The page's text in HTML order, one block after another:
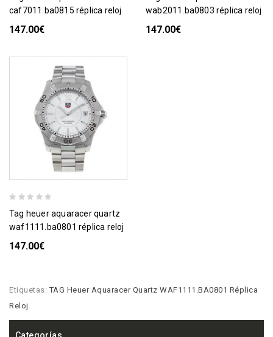
caf7011.ba0815 réplica reloj
147.00€
wab2011.ba0803 réplica reloj
147.00€
tag heuer aquaracer quartz
waf1111.ba0801 réplica reloj
147.00€
Etiquetas:TAG Heuer Aquaracer Quartz WAF1111.BA0801 Réplica
Reloj